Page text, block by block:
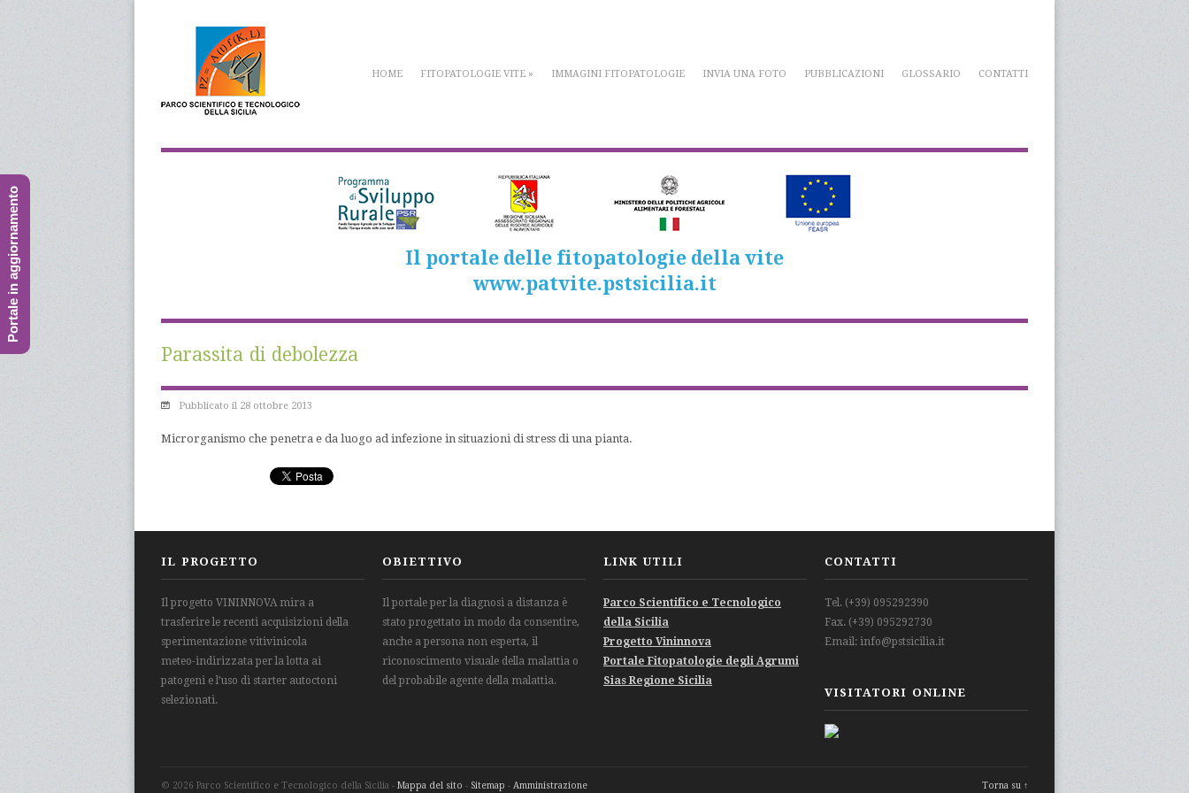
HOME FITOPATOLOGIE VITE » IMMAGINI FITOPATOLOGIE INVIA UNA FOTO PUBBLICAZIONI GLOSSARIO CONTATTI
Il portale delle fitopatologie della vite
www.patvite.pstsicilia.it
Parassita di debolezza
Pubblicato il 28 ottobre 2013
Microrganismo che penetra e da luogo ad infezione in situazioni di stress di una pianta.
IL PROGETTO
Il progetto VININNOVA mira a
trasferire le recenti acquisizioni della
sperimentazione vitivinicola
meteo-indirizzata per la lotta ai
patogeni e l’uso di starter autoctoni
selezionati.
OBIETTIVO
Il portale per la diagnosi a distanza è
stato progettato in modo da consentire,
anche a persona non esperta, il
riconoscimento visuale della malattia o
del probabile agente della malattia.
LINK UTILI
Parco Scientifico e Tecnologico
della Sicilia
Progetto Vininnova
Portale Fitopatologie degli Agrumi
Sias Regione Sicilia
CONTATTI
Tel. (+39) 095292390
Fax. (+39) 095292730
Email: info@pstsicilia.it
VISITATORI ONLINE
© 2026 Parco Scientifico e Tecnologico della Sicilia - Mappa del sito - Sitemap - Amministrazione Torna su ↑
Portale in aggiornamento